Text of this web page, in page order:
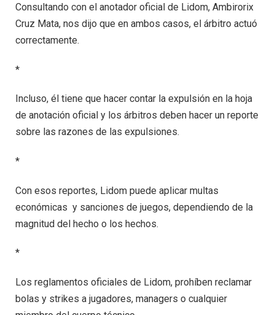
Consultando con el anotador oficial de Lidom, Ambirorix
Cruz Mata, nos dijo que en ambos casos, el árbitro actuó
correctamente.
*
Incluso, él tiene que hacer contar la expulsión en la hoja
de anotación oficial y los árbitros deben hacer un reporte
sobre las razones de las expulsiones.
*
Con esos reportes, Lidom puede aplicar multas
económicas y sanciones de juegos, dependiendo de la
magnitud del hecho o los hechos.
*
Los reglamentos oficiales de Lidom, prohíben reclamar
bolas y strikes a jugadores, managers o cualquier